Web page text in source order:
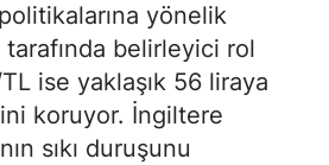
politikalarına yönelik
belirleyici rol
ise yaklaşık 56 liraya
koruyor. İngiltere
sıkı duruşunu